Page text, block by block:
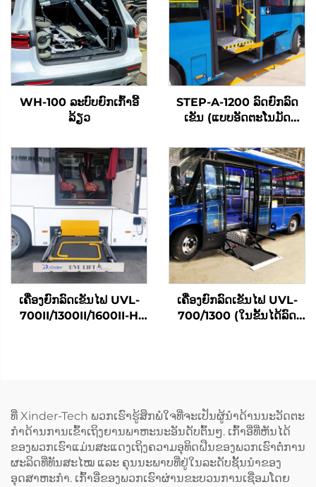
WH-100 ລະບົບຍົກເກົ້າອີ້
ລ້ຽວ
STEP-A-1200 ລົດຍົກລົດ
ເຂັນ (ແບບອັດຕະໂນມັດ
ເຄື່ອງຍົກລົດເຂັນໄຟ UVL-
700II/1300II/1600II-H
ເຄື່ອງຍົກລົດເຂັນໄຟ UVL-
700/1300 (ໃນຂັ້ນໄດ້ລົດ
ທີ່ Xinder-Tech ພວກເຮົາຮູ້ສຶກພໍໃຈທີ່ຈະເປັນຜູ້ນຳດ້ານນະວັດຕະ
ກຳດ້ານການເຂົ້າເຖິງຍານພາຫະນະອັນດັບຕົ້ນໆ. ເກົ້າອີ່ທີ່ຫັນໄດ້
ຂອງພວກເຮົາແມ່ນສະແດງເຖິງຄວາມອຸທິດຝືນຂອງພວກເຮົາຕໍ່ການ
ຜະລິດທີ່ທັນສະໄໝ ແລະ ຄຸນນະພາບທີ່ຢູ່ໃນລະດັບຊັ້ນນຳຂອງ
ອຸດສາຫະກຳ. ເກົ້າອີ່ຂອງພວກເຮົາຜ່ານຂະບວນການເຊື່ອມໂດຍ